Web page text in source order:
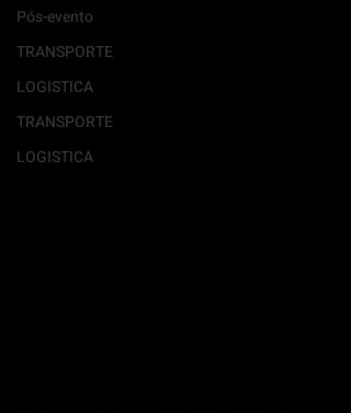
Pós-evento
TRANSPORTE
LOGISTICA
TRANSPORTE
LOGISTICA